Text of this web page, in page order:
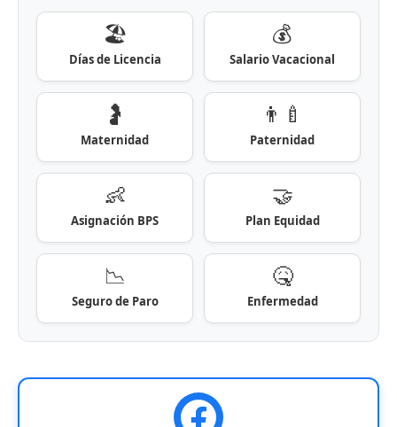
🏖️
Días de Licencia
💰
Salario Vacacional
🤰
Maternidad
👨‍🍼
Paternidad
👶
Asignación BPS
🤝
Plan Equidad
📉
Seguro de Paro
🤒
Enfermedad